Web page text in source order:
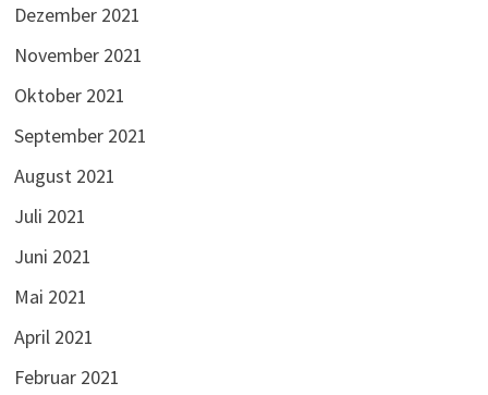
Dezember 2021
November 2021
Oktober 2021
September 2021
August 2021
Juli 2021
Juni 2021
Mai 2021
April 2021
Februar 2021